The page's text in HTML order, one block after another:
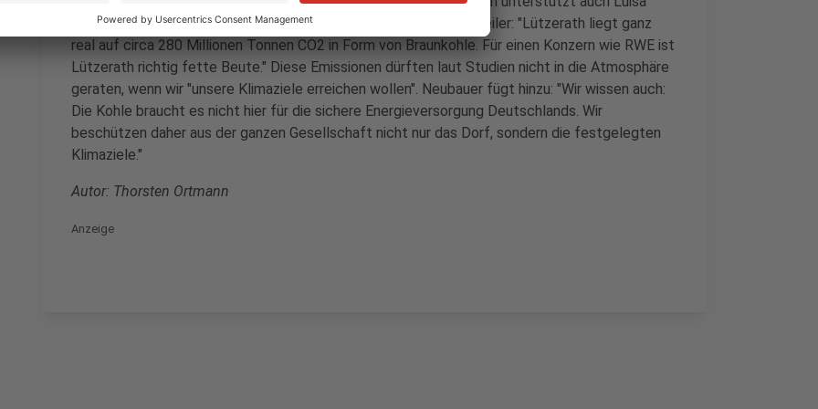
Neubauer von "Fridays für Future" den Kampf am Tagebau Garzweiler: "Lützerath liegt ganz
real auf circa 280 Millionen Tonnen CO2 in Form von Braunkohle. Für einen Konzern wie RWE ist
Lützerath richtig fette Beute." Diese Emissionen dürften laut Studien nicht in die Atmosphäre
geraten, wenn wir "unsere Klimaziele erreichen wollen". Neubauer fügt hinzu: "Wir wissen auch:
Die Kohle braucht es nicht hier für die sichere Energieversorgung Deutschlands. Wir
beschützen daher aus der ganzen Gesellschaft nicht nur das Dorf, sondern die festgelegten
Klimaziele."
Autor: Thorsten Ortmann
Anzeige